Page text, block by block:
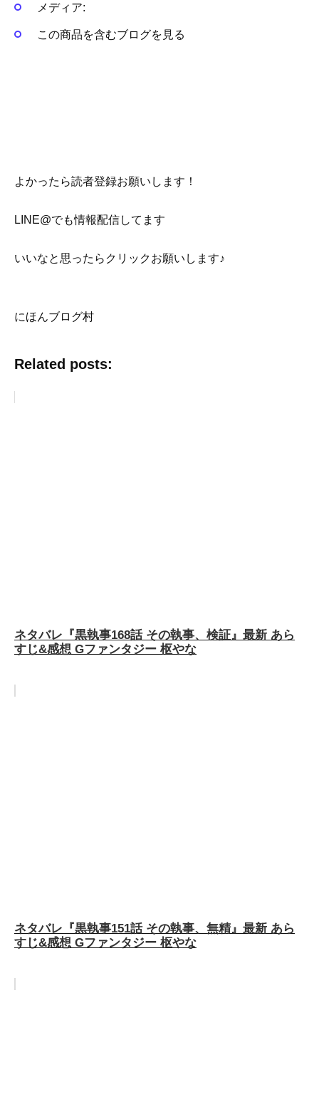
メディア:
この商品を含むブログを見る
よかったら読者登録お願いします！
LINE@でも情報配信してます
いいなと思ったらクリックお願いします♪
にほんブログ村
Related posts:
ネタバレ『黒執事168話 その執事、検証』最新 あら
すじ&感想 Gファンタジー 枢やな
ネタバレ『黒執事151話 その執事、無精』最新 あら
すじ&感想 Gファンタジー 枢やな